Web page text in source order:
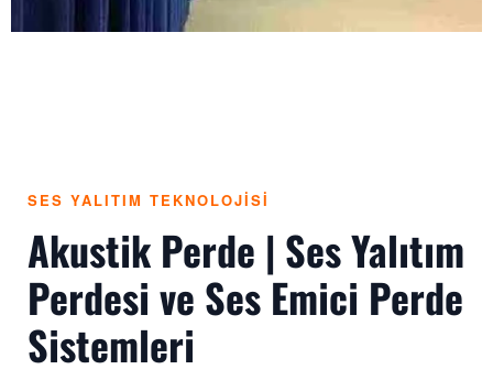
SES YALITIM TEKNOLOJİSİ
Akustik Perde | Ses Yalıtım
Perdesi ve Ses Emici Perde
Sistemleri